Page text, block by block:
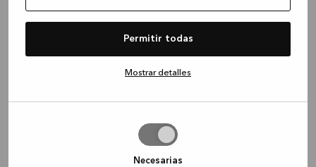
Permitir todas
Mostrar detalles
Necesarias
loadingwww.kvik.es (see the browser console for more